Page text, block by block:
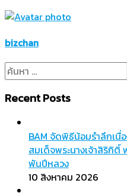
bizchan
ค้นหา
สำหรับ:
Recent Posts
BAM จัดพิธีน้อมรำลึกเนื่
สมเด็จพระนางเจ้าสิริกิ
พันปีหลวง
10 สิงหาคม 2026